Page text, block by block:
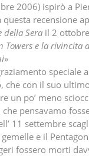
2006) ispirò a
questa recensione
della Sera il 2
Towers e la rivincita
»
speciale
che con il suo
un po’ meno
che pensavamo
11 settembre
e il
fossero morti